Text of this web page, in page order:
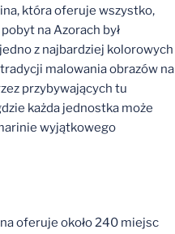
która oferuje wszystko,
na Azorach był
z najbardziej kolorowych
malowania obrazów na
przybywających tu
każda jednostka może
wyjątkowego
oferuje około 240 miejsc